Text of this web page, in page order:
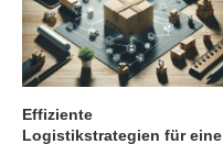
Effiziente
Logistikstrategien für eine